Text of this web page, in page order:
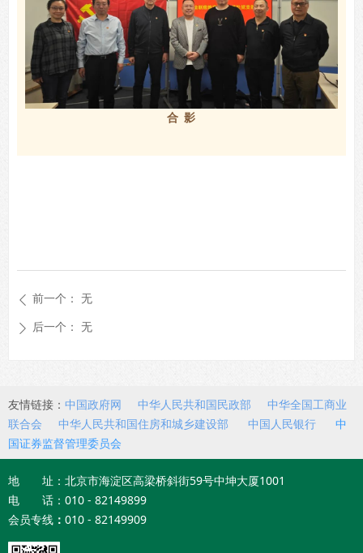
合 影
ꄴ 前一个： 无
ꄲ 后一个： 无
友情链接： 中国政府网 中华人民共和国民政部
中华全国工商业
联合会
中华人民共和国住房和城乡建设部 中国人民银行
中
国证券监督管理委员会
地 址：北京市海淀区高梁桥斜街59号中坤大厦1001
电 话：010 - 82149899
会员专线 ： 010 - 82149909